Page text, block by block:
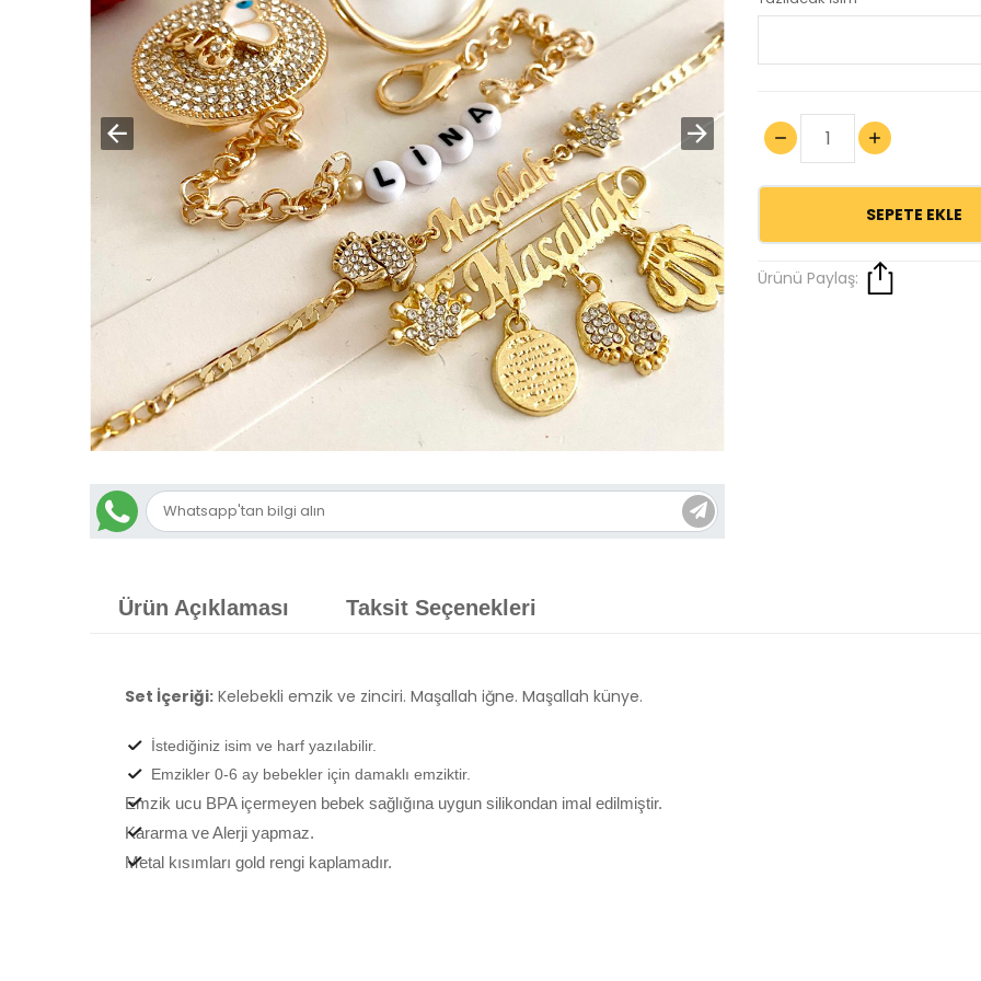
SEPETE EKLE
Ürünü Paylaş:
Ürün Açıklaması Taksit Seçenekleri
Set İçeriği: Kelebekli emzik ve zinciri. Maşallah iğne. Maşallah künye.
İstediğiniz isim ve harf yazılabilir.
Emzikler 0-6 ay bebekler için damaklı emziktir.
Emzik ucu BPA içermeyen bebek sağlığına uygun silikondan imal edilmiştir.
Kararma ve Alerji yapmaz.
Metal kısımları gold rengi kaplamadır.